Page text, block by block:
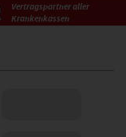
Vertragspartner aller
Krankenkassen